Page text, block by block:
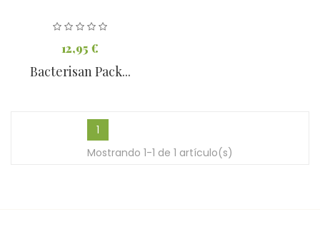
12,95 €
Bacterisan Pack...
1
Mostrando 1-1 de 1 artículo(s)